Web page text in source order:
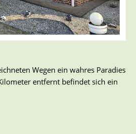
Wegen ein wahres Paradies
entfernt befindet sich ein